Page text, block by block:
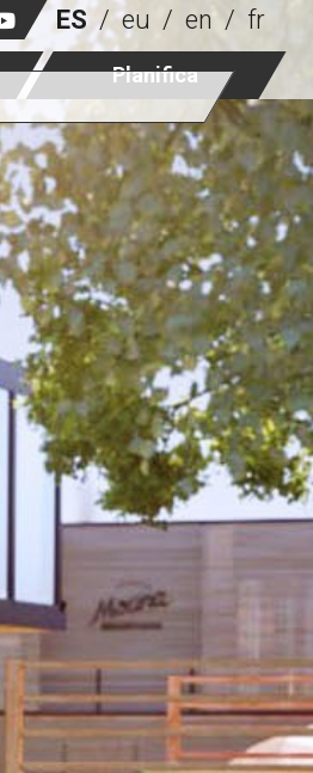
ES eu en fr
Planifica